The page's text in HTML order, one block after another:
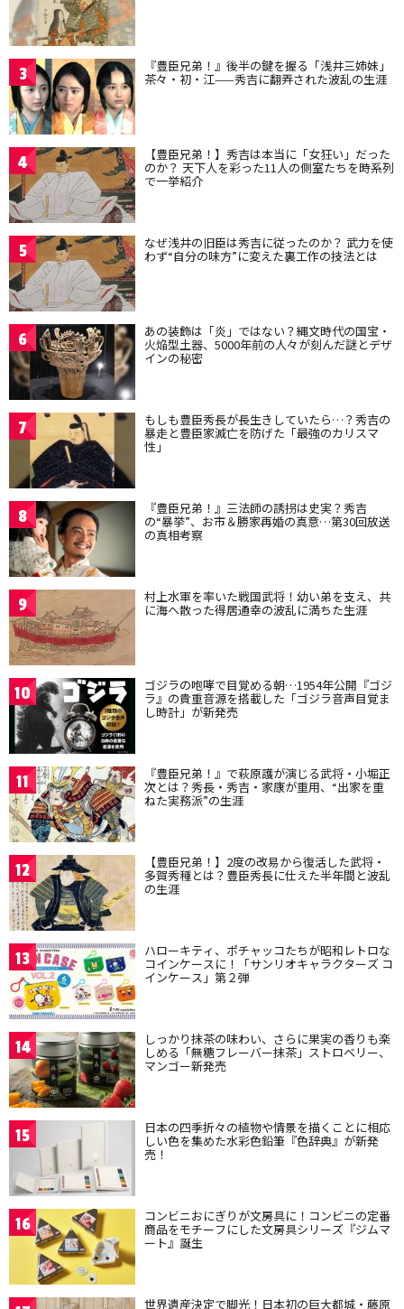
3 『豊臣兄弟！』後半の鍵を握る「浅井三姉妹」
茶々・初・江——秀吉に翻弄された波乱の生涯
4 【豊臣兄弟！】秀吉は本当に「女狂い」だった
のか？ 天下人を彩った11人の側室たちを時系列
で一挙紹介
5 なぜ浅井の旧臣は秀吉に従ったのか？ 武力を使
わず“自分の味方”に変えた裏工作の技法とは
6 あの装飾は「炎」ではない？縄文時代の国宝・
火焔型土器、5000年前の人々が刻んだ謎とデザ
インの秘密
7 もしも豊臣秀長が長生きしていたら…？秀吉の
暴走と豊臣家滅亡を防げた「最強のカリスマ
性」
8 『豊臣兄弟！』三法師の誘拐は史実？秀吉
の“暴挙”、お市＆勝家再婚の真意…第30回放送
の真相考察
9 村上水軍を率いた戦国武将！幼い弟を支え、共
に海へ散った得居通幸の波乱に満ちた生涯
10 ゴジラの咆哮で目覚める朝…1954年公開『ゴジ
ラ』の貴重音源を搭載した「ゴジラ音声目覚ま
し時計」が新発売
11 『豊臣兄弟！』で萩原護が演じる武将・小堀正
次とは？秀長・秀吉・家康が重用、“出家を重
ねた実務派”の生涯
12 【豊臣兄弟！】2度の改易から復活した武将・
多賀秀種とは？豊臣秀長に仕えた半年間と波乱
の生涯
13 ハローキティ、ポチャッコたちが昭和レトロな
コインケースに！「サンリオキャラクターズ コ
インケース」第２弾
14 しっかり抹茶の味わい、さらに果実の香りも楽
しめる「無糖フレーバー抹茶」ストロベリー、
マンゴー新発売
15 日本の四季折々の植物や情景を描くことに相応
しい色を集めた水彩色鉛筆『色辞典』が新発
売！
16 コンビニおにぎりが文房具に！コンビニの定番
商品をモチーフにした文房具シリーズ『ジムマ
ート』誕生
世界遺産決定で脚光！日本初の巨大都城・藤原